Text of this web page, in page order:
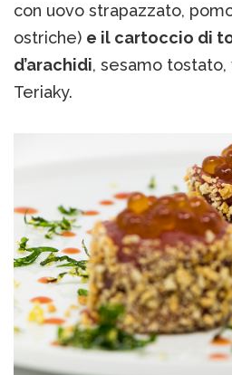
con uovo strapazzato,
ostriche) e il cartoccio di
d’arachidi, sesamo
Teriaky.